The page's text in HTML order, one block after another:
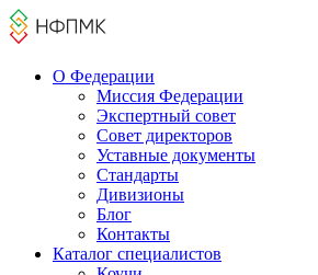
О Федерации
Миссия Федерации
Экспертный совет
Совет директоров
Уставные документы
Стандарты
Дивизионы
Блог
Контакты
Каталог cпециалистов